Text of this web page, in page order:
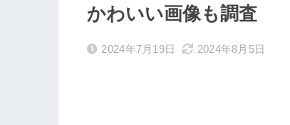
かわいい画像も調査
2024年7月19日 2024年8月5日